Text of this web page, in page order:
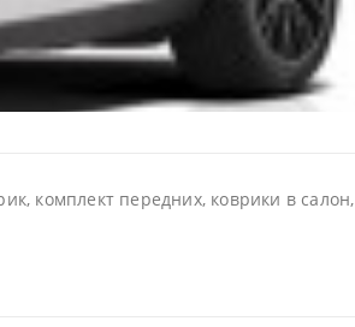
комплект передних, коврики в салон,